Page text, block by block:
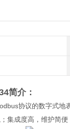
简介：
协议的数字式
集成度高，维护简